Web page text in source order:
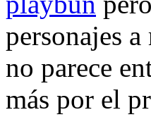
personajes
no parece
más por el